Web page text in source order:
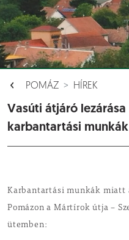
POMÁZ HÍREK
Vasúti átjáró lezárása
karbantartási
Karbantartási munkák miatt
Pomázon a Mártírok útja –
ütemben:
Aloldalak []